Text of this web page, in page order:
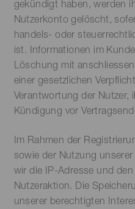
gekündigt haben, werden
Nutzerkonto gelöscht,
handels- oder
ist. Informationen im
Löschung mit
einer gesetzlichen
Verantwortung der Nutzer,
Kündigung vor
Im Rahmen der
sowie der Nutzung
wir die IP-Adresse und
Nutzeraktion. Die
unserer berechtigten